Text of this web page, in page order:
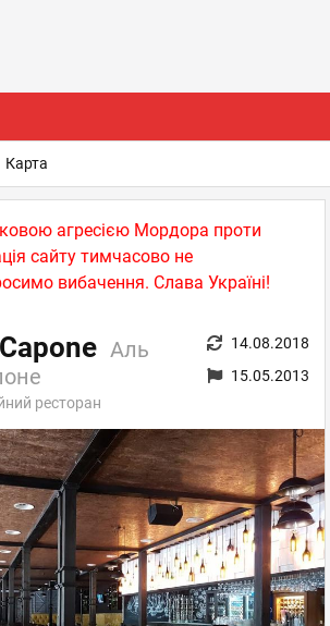
агресією Мордора проти
сайту тимчасово не
вибачення. Слава Україні!
Аль
ресторан
14.08.2018
15.05.2013
Карта